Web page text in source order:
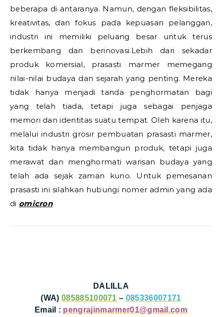
beberapa di antaranya. Namun, dengan fleksibilitas,
kreativitas, dan fokus pada kepuasan pelanggan,
industri ini memiliki peluang besar untuk terus
berkembang dan berinovasi.Lebih dari sekadar
produk komersial, prasasti marmer memegang
nilai-nilai budaya dan sejarah yang penting. Mereka
tidak hanya menjadi tanda penghormatan bagi
yang telah tiada, tetapi juga sebagai penjaga
memori dan identitas suatu tempat. Oleh karena itu,
melalui industri grosir pembuatan prasasti marmer,
kita tidak hanya membangun produk, tetapi juga
merawat dan menghormati warisan budaya yang
telah ada sejak zaman kuno. Untuk pemesanan
prasasti ini silahkan hubungi nomer admin yang ada
di omicron
DALILLA
(WA) 085885100071 – 085336007171
Email : pengrajinmarmer01@gmail.com